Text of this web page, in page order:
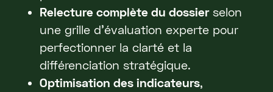
Relecture complète du dossierselon
une grille d’évaluation experte pour
perfectionner la clarté et la
différenciation stratégique.
Optimisation des indicateurs,